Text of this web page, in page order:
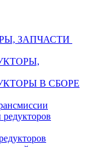
ЗАПЧАСТИ
В СБОРЕ